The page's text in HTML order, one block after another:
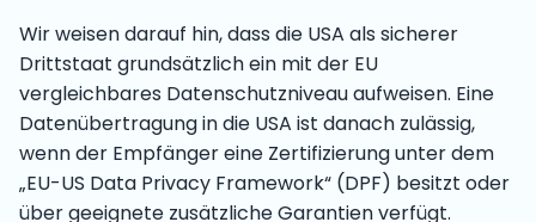
Wir weisen darauf hin, dass die USA als sicherer
Drittstaat grundsätzlich ein mit der EU
vergleichbares Datenschutzniveau aufweisen. Eine
Datenübertragung in die USA ist danach zulässig,
wenn der Empfänger eine Zertifizierung unter dem
„EU-US Data Privacy Framework“ (DPF) besitzt oder
über geeignete zusätzliche Garantien verfügt.